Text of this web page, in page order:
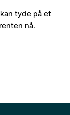
tyde på et
nå.